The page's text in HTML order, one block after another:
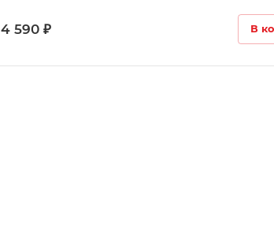
4 590 ₽ В